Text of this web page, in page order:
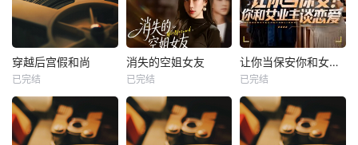
热播
未知
穿越后宫假和尚
已完结
热播
未知
消失的空姐女友
已完结
热播
未知
让你当保安你和女业主谈恋爱
已完结